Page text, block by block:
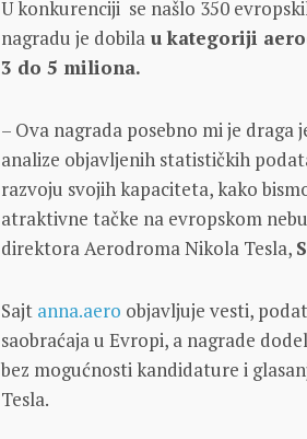
U konkurenciji se našlo 350
nagradu je dobila u kategoriji
3 do 5 miliona.
– Ova nagrada posebno mi je
analize objavljenih statističkih
razvoju svojih kapaciteta, kako
atraktivne tačke na evropskom
direktora Aerodroma Nikola Tesla,
Sajt anna.aero objavljuje vesti,
saobraćaja u Evropi, a nagrade
bez mogućnosti kandidature i
Tesla.